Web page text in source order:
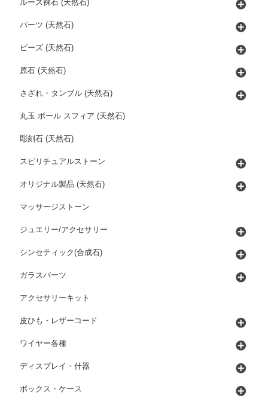
ルース裸石 (天然石)
パーツ (天然石)
ビーズ (天然石)
原石 (天然石)
さざれ・タンブル (天然石)
丸玉 ボール スフィア (天然石)
彫刻石 (天然石)
スピリチュアルストーン
オリジナル製品 (天然石)
マッサージストーン
ジュエリー/アクセサリー
シンセティック(合成石)
ガラスパーツ
アクセサリーキット
皮ひも・レザーコード
ワイヤー各種
ディスプレイ・什器
ボックス・ケース